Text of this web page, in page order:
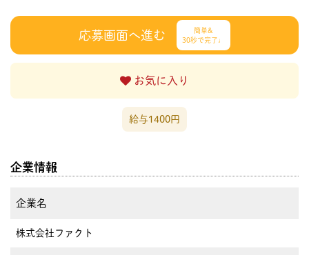
応募画面へ進む
簡単&
30秒で完了♩
お気に入り
給与1400円
企業情報
企業名
株式会社ファクト